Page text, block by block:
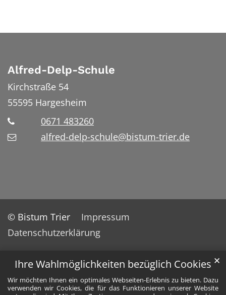
Ihre Wahlmöglichkeiten bezüglich Cookies
Wir möchten Ihnen ein optimales Webseiten-Erlebnis zu bieten. Dazu
verwenden wir Cookies, die für das Funktionieren unserer Website
✕
Alfred-Delp-Schule
Kirchstraße 54
55595 Hargesheim
0671 483260
alfred-delp-schule@bistum-trier.de
© Bistum Trier
Impressum
Datenschutzerklärung